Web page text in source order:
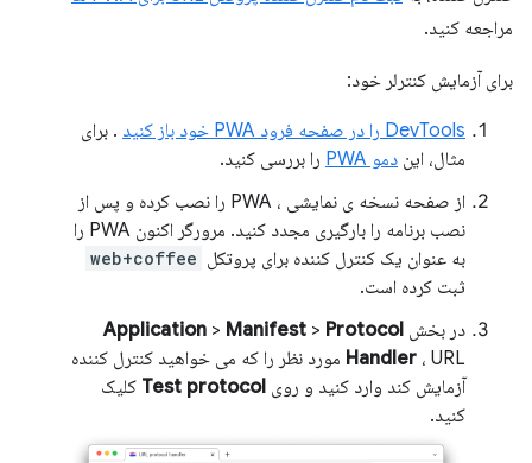
مراجعه کنید.
برای آزمایش کنترلر خود:
DevTools را در صفحه فرود PWA خود باز کنید
. برای
مثال، این دمو PWA
را بررسی کنید.
از صفحه نسخه ی نمایشی ، PWA را نصب کرده و پس از
نصب برنامه را بارگیری مجدد کنید. مرورگر اکنون PWA را
به عنوان یک کنترل کننده برای پروتکل web+coffee
ثبت کرده است.
در بخش
Application > Manifest > Protocol
Handler ، URL مورد نظر را که می خواهید کنترل کننده
آزمایش کند وارد کنید و روی Test protocol کلیک
کنید.